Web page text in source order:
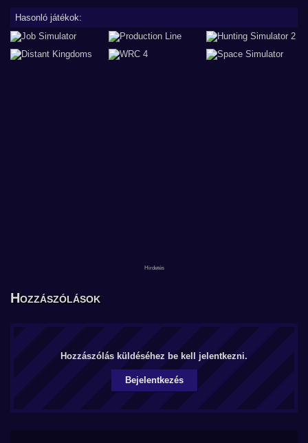
Hasonló játékok:
Hozzászólások
Hozzászólás küldéséhez be kell jelentkezni.
Bejelentkezés